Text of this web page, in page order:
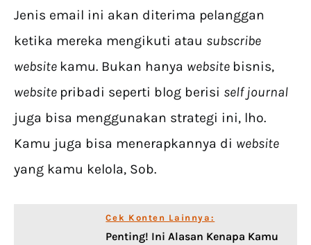
Jenis email ini akan diterima pelanggan
ketika mereka mengikuti atau subscribe
website kamu. Bukan hanya website bisnis,
website pribadi seperti blog berisi self journal
juga bisa menggunakan strategi ini, lho.
Kamu juga bisa menerapkannya di website
yang kamu kelola, Sob.
Cek Konten Lainnya:
Penting! Ini Alasan Kenapa Kamu